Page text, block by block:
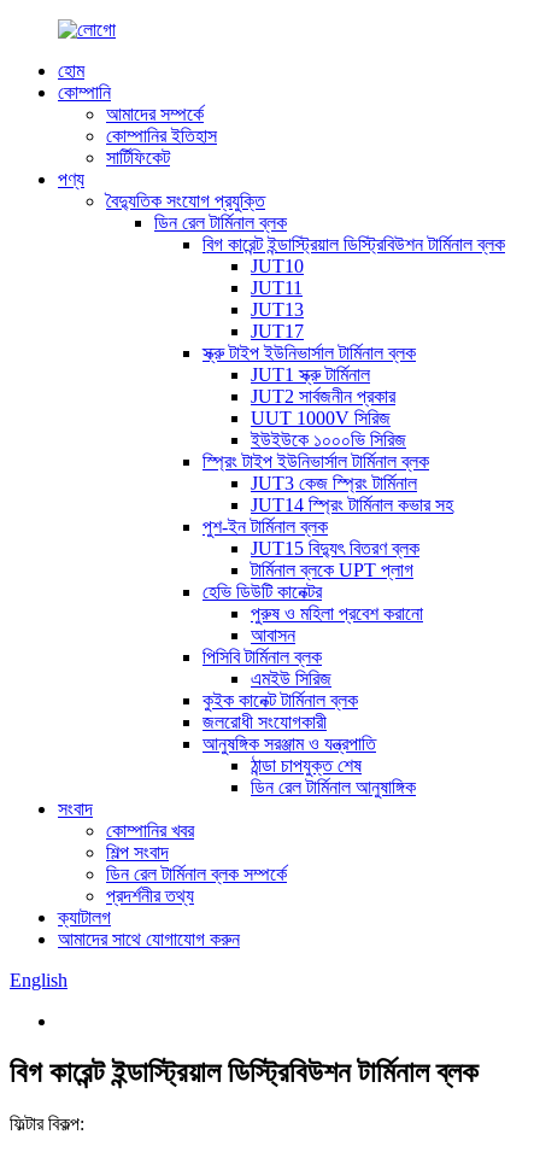
হোম
কোম্পানি
আমাদের সম্পর্কে
কোম্পানির ইতিহাস
সার্টিফিকেট
পণ্য
বৈদ্যুতিক সংযোগ প্রযুক্তি
ডিন রেল টার্মিনাল ব্লক
বিগ কারেন্ট ইন্ডাস্ট্রিয়াল ডিস্ট্রিবিউশন টার্মিনাল ব্লক
JUT10
JUT11
JUT13
JUT17
স্ক্রু টাইপ ইউনিভার্সাল টার্মিনাল ব্লক
JUT1 স্ক্রু টার্মিনাল
JUT2 সার্বজনীন প্রকার
UUT 1000V সিরিজ
ইউইউকে ১০০০ভি সিরিজ
স্প্রিং টাইপ ইউনিভার্সাল টার্মিনাল ব্লক
JUT3 কেজ স্প্রিং টার্মিনাল
JUT14 স্প্রিং টার্মিনাল কভার সহ
পুশ-ইন টার্মিনাল ব্লক
JUT15 বিদ্যুৎ বিতরণ ব্লক
টার্মিনাল ব্লকে UPT প্লাগ
হেভি ডিউটি ​​কানেক্টর
পুরুষ ও মহিলা প্রবেশ করানো
আবাসন
পিসিবি টার্মিনাল ব্লক
এমইউ সিরিজ
কুইক কানেক্ট টার্মিনাল ব্লক
জলরোধী সংযোগকারী
আনুষঙ্গিক সরঞ্জাম ও যন্ত্রপাতি
ঠান্ডা চাপযুক্ত শেষ
ডিন রেল টার্মিনাল আনুষাঙ্গিক
সংবাদ
কোম্পানির খবর
শিল্প সংবাদ
ডিন রেল টার্মিনাল ব্লক সম্পর্কে
প্রদর্শনীর তথ্য
ক্যাটালগ
আমাদের সাথে যোগাযোগ করুন
English
বিগ কারেন্ট ইন্ডাস্ট্রিয়াল ডিস্ট্রিবিউশন টার্মিনাল ব্লক
ফিল্টার বিকল্প: